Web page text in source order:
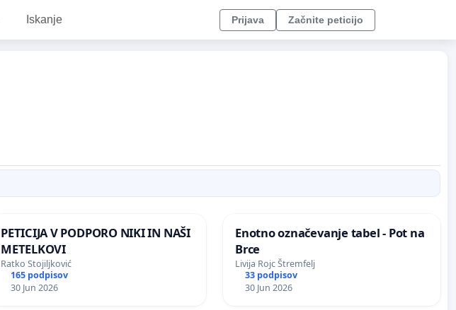
Iskanje Prijava Začnite peticijo
PETICIJA V PODPORO NIKI IN NAŠI
METELKOVI
Ratko Stojiljković
165 podpisov
30 Jun 2026
Enotno označevanje tabel - Pot na
Brce
Livija Rojc Štremfelj
33 podpisov
30 Jun 2026